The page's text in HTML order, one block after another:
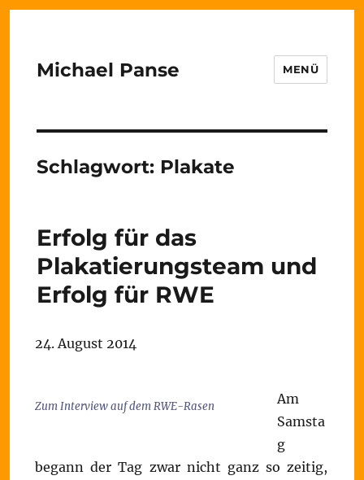
Michael Panse MENÜ
Schlagwort: Plakate
Erfolg für das
Plakatierungsteam und
Erfolg für RWE
24. August 2014
Zum Interview auf dem RWE-Rasen
Am
Samsta
g
begann der Tag zwar nicht ganz so zeitig,